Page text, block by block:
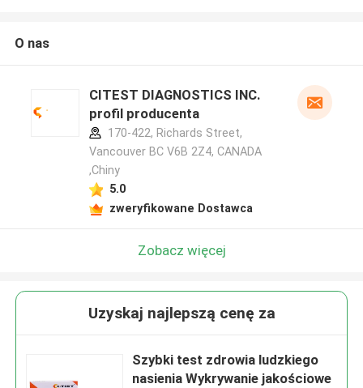
O nas
CITEST DIAGNOSTICS INC.
profil producenta
170-422, Richards Street,
Vancouver BC V6B 2Z4, CANADA
,Chiny
5.0
zweryfikowane Dostawca
Zobacz więcej
Uzyskaj najlepszą cenę za
Szybki test zdrowia ludzkiego
nasienia Wykrywanie jakościowe